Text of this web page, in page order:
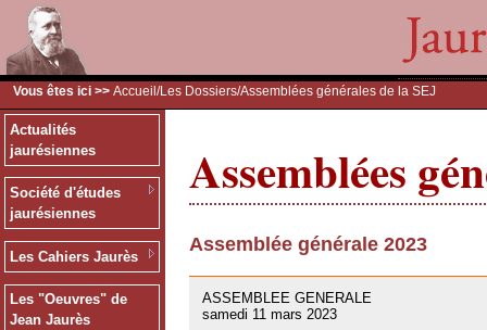
Vous êtes ici >> Accueil /Les Dossiers/Assemblées générales de la SEJ
Actualités
jaurésiennes
Société d'études
jaurésiennes
Les Cahiers Jaurès
Les "Oeuvres" de
Jean Jaurès
Assemblées
Assemblée générale 2023
ASSEMBLEE GENERALE
samedi 11 mars 2023